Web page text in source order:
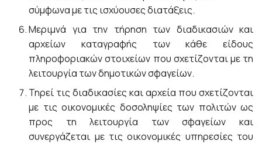
σύμφωνα με τις ισχύουσες διατάξεις.
Μεριμνά για την τήρηση των διαδικασιών και
αρχείων καταγραφής των κάθε είδους
πληροφοριακών στοιχείων που σχετίζονται με τη
λειτουργία των δημοτικών σφαγείων.
Τηρεί τις διαδικασίες και αρχεία που σχετίζονται
με τις οικονομικές δοσοληψίες των πολιτών ως
προς τη λειτουργία των σφαγείων και
συνεργάζεται με τις οικονομικές υπηρεσίες του